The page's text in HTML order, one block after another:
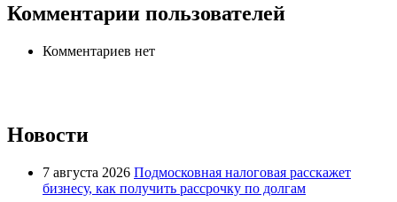
Комментарии пользователей
Комментариев нет
Новости
7 августа 2026 Подмосковная налоговая расскажет
бизнесу, как получить рассрочку по долгам